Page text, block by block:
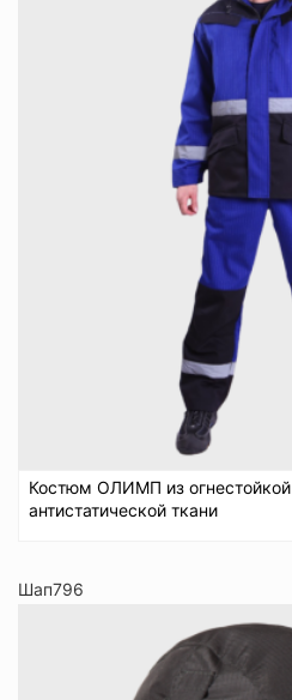
Костюм ОЛИМП из огнестойкой
антистатической ткани
Шап796